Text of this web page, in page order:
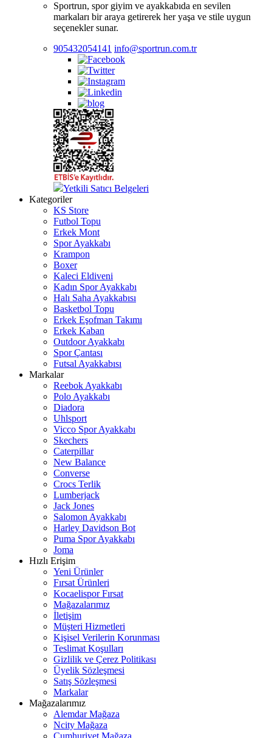
Sportrun, spor giyim ve ayakkabıda en sevilen
markaları bir araya getirerek her yaşa ve stile uygun
seçenekler sunar.
905432054141 info@sportrun.com.tr
Yetkili Satıcı Belgeleri
Kategoriler
KS Store
Futbol Topu
Erkek Mont
Spor Ayakkabı
Krampon
Boxer
Kaleci Eldiveni
Kadın Spor Ayakkabı
Halı Saha Ayakkabısı
Basketbol Topu
Erkek Eşofman Takımı
Erkek Kaban
Outdoor Ayakkabı
Spor Çantası
Futsal Ayakkabısı
Markalar
Reebok Ayakkabı
Polo Ayakkabı
Diadora
Uhlsport
Vicco Spor Ayakkabı
Skechers
Caterpillar
New Balance
Converse
Crocs Terlik
Lumberjack
Jack Jones
Salomon Ayakkabı
Harley Davidson Bot
Puma Spor Ayakkabı
Joma
Hızlı Erişim
Yeni Ürünler
Fırsat Ürünleri
Kocaelispor Fırsat
Mağazalarımız
İletişim
Müşteri Hizmetleri
Kişisel Verilerin Korunması
Teslimat Koşulları
Gizlilik ve Çerez Politikası
Üyelik Sözleşmesi
Satış Sözleşmesi
Markalar
Mağazalarımız
Alemdar Mağaza
Ncity Mağaza
Cumhuriyet Mağaza